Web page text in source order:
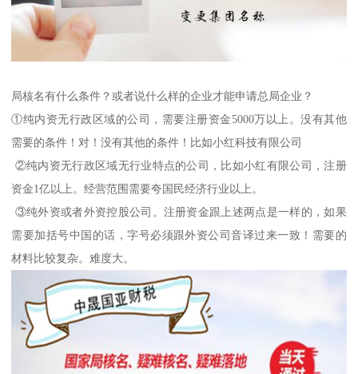
局核名有什么条件？或者说什么样的企业才能申请总局企业？
①纯内资无行政区域的公司，需要注册资金5000万以上。没有其他
需要的条件！对！没有其他的条件！比如小红科技有限公司
②纯内资无行政区域无行业特点的公司，比如小红有限公司，注册
资金1亿以上。经营范围需要夸国民经济行业以上。
③纯外资或者外资控股公司。注册资金跟上述两点是一样的，如果
需要加括号中国的话，字号必须跟外资公司音译过来一致！需要的
材料比较复杂。难度大。